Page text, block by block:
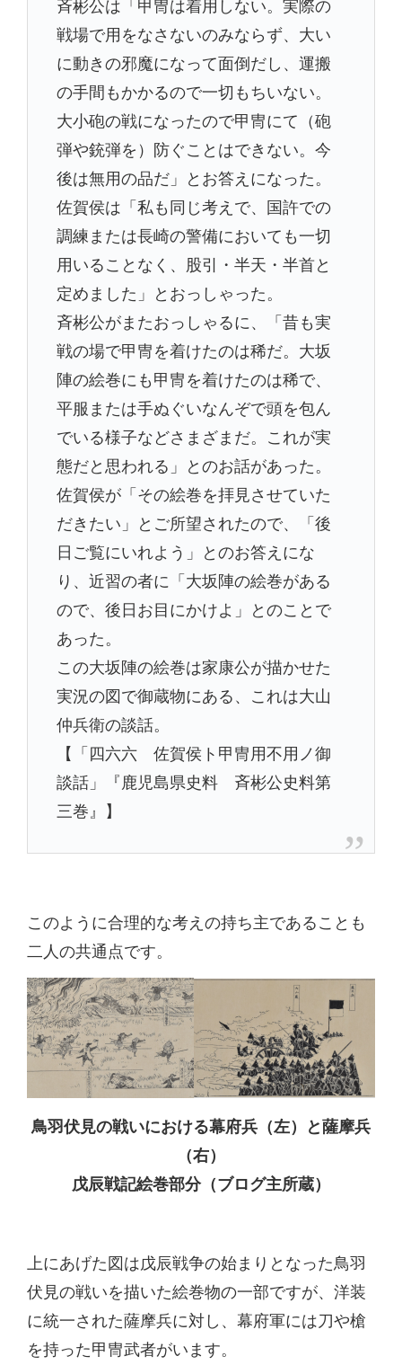
戦場で用をなさないのみならず、大い
に動きの邪魔になって面倒だし、運搬
の手間もかかるので一切もちいない。
大小砲の戦になったので甲冑にて（砲
弾や銃弾を）防ぐことはできない。今
後は無用の品だ」とお答えになった。
佐賀侯は「私も同じ考えで、国許での
調練または長崎の警備においても一切
用いることなく、股引・半天・半首と
定めました」とおっしゃった。
斉彬公がまたおっしゃるに、「昔も実
戦の場で甲冑を着けたのは稀だ。大坂
陣の絵巻にも甲冑を着けたのは稀で、
平服または手ぬぐいなんぞで頭を包ん
でいる様子などさまざまだ。これが実
態だと思われる」とのお話があった。
佐賀侯が「その絵巻を拝見させていた
だきたい」とご所望されたので、「後
日ご覧にいれよう」とのお答えにな
り、近習の者に「大坂陣の絵巻がある
ので、後日お目にかけよ」とのことで
あった。
この大坂陣の絵巻は家康公が描かせた
実況の図で御蔵物にある、これは大山
仲兵衛の談話。
【「四六六 佐賀侯ト甲冑用不用ノ御
談話」『鹿児島県史料 斉彬公史料第
三巻』】
このように合理的な考えの持ち主であることも
二人の共通点です。
鳥羽伏見の戦いにおける幕府兵（左）と薩摩兵
（右）
戊辰戦記絵巻部分（ブログ主所蔵）
上にあげた図は戊辰戦争の始まりとなった鳥羽
伏見の戦いを描いた絵巻物の一部ですが、洋装
に統一された薩摩兵に対し、幕府軍には刀や槍
を持った甲冑武者がいます。